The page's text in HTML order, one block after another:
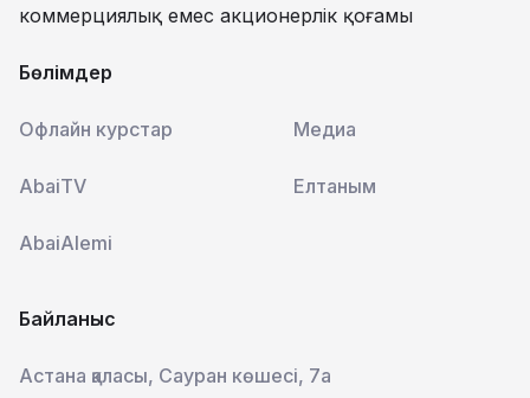
коммерциялық емес акционерлік қоғамы
Бөлімдер
Офлайн курстар Медиа
AbaiTV Елтаным
AbaiAlemi
Байланыс
Астана қаласы, Сауран көшесі, 7а